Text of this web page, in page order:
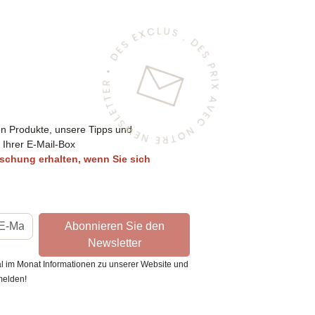
Produkte, unsere Tipps und
E-Mail-Box
erhalten, wenn Sie sich
Abonnieren Sie den
Newsletter
im Monat Informationen zu unserer Website und